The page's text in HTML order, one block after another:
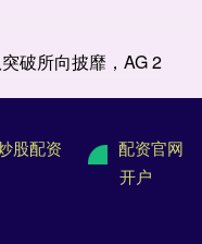
破所向披靡，AG 2
股配资
配资官网
开户